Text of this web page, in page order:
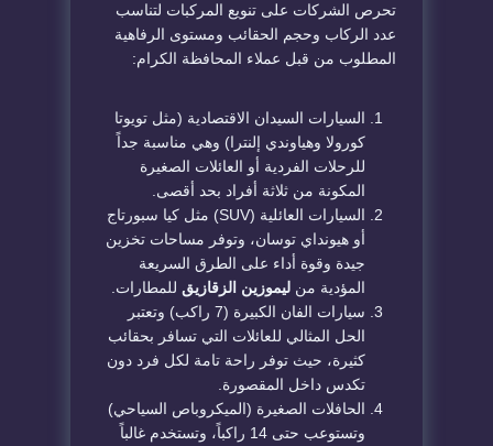
​تحرص الشركات على تنويع المركبات لتناسب
عدد الركاب وحجم الحقائب ومستوى الرفاهية
المطلوب من قبل عملاء المحافظة الكرام:
​السيارات السيدان الاقتصادية (مثل تويوتا
كورولا وهياوندي إلنترا) وهي مناسبة جداً
للرحلات الفردية أو العائلات الصغيرة
المكونة من ثلاثة أفراد بحد أقصى.
​السيارات العائلية (SUV) مثل كيا سبورتاج
أو هيونداي توسان، وتوفر مساحات تخزين
جيدة وقوة أداء على الطرق السريعة
المؤدية من ليموزين الزقازيق للمطارات.
​سيارات الفان الكبيرة (7 راكب) وتعتبر
الحل المثالي للعائلات التي تسافر بحقائب
كثيرة، حيث توفر راحة تامة لكل فرد دون
تكدس داخل المقصورة.
​الحافلات الصغيرة (الميكروباص السياحي)
وتستوعب حتى 14 راكباً، وتستخدم غالباً